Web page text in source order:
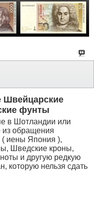
Швейцарские
фунты
в Шотландии или
обращения
иены Япония ),
Шведские кроны,
и другую редкую
которую нельзя сдать